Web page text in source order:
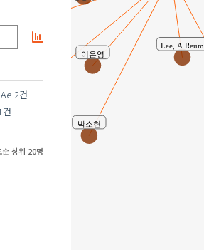
2건
건
상위 20명
박소현
So Hee
Lee, A Reum
이은영